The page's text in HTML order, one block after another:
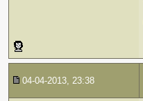
04-04-2013, 23:38